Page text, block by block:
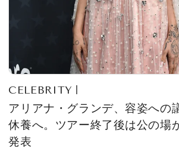
CELEBRITY
アリアナ・グランデ、容姿への
休養へ。ツアー終了後は公の場
発表